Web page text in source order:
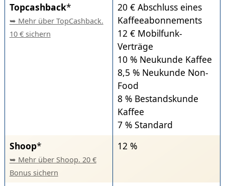
Topcashback*
➥ Mehr über TopCashback.
10 € sichern
20 € Abschluss eines
Kaffeeabonnements
12 € Mobilfunk-
Verträge
10 % Neukunde Kaffee
8,5 % Neukunde Non-
Food
8 % Bestandskunde
Kaffee
7 % Standard
Shoop*
➥ Mehr über Shoop. 20 €
Bonus sichern
12 %